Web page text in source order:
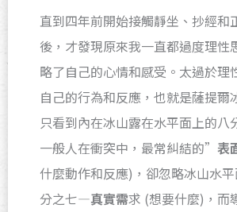
直到四年前開始接觸靜坐、抄經和
後，才發現原來我一直都過度理性
略了自己的心情和感受。太過於理
自己的行為和反應，也就是薩提爾
只看到內在冰山露在水平面上的八
一般人在衝突中，最常糾結的” 表
什麼動作和反應)，卻忽略冰山水
分之七—真實需求 (想要什麼)，而